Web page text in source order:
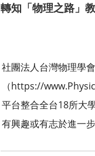
轉知「物理之路」
社團法人台灣物理學
（https://
平台整合全台18所大
有興趣或有志於進一